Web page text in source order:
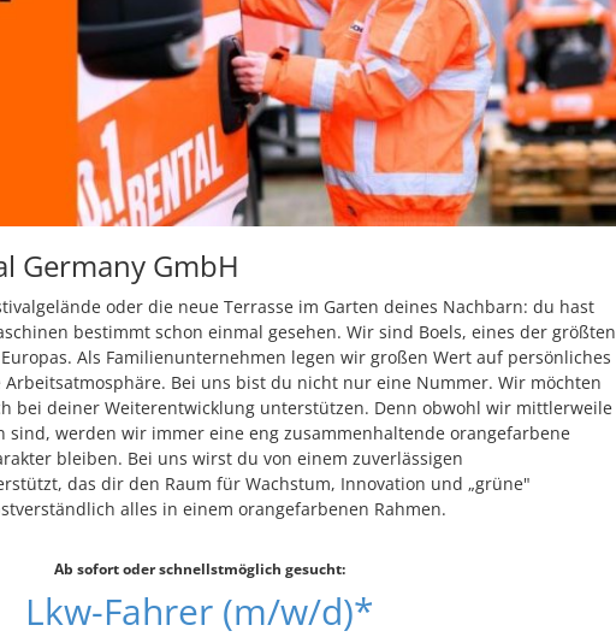
Germany GmbH
oder die neue Terrasse im Garten deines Nachbarn: du hast
bestimmt schon einmal gesehen. Wir sind Boels, eines der größten
Als Familienunternehmen legen wir großen Wert auf persönliches
Arbeitsatmosphäre. Bei uns bist du nicht nur eine Nummer. Wir möchten
bei deiner Weiterentwicklung unterstützen. Denn obwohl wir mittlerweile
sind, werden wir immer eine eng zusammenhaltende orangefarbene
bleiben. Bei uns wirst du von einem zuverlässigen
das dir den Raum für Wachstum, Innovation und „grüne"
alles in einem orangefarbenen Rahmen.
Ab sofort oder schnellstmöglich gesucht:
Lkw-Fahrer (m/w/d)*